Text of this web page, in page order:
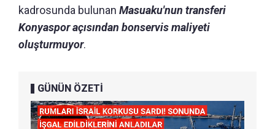
kadrosunda bulunan Masuaku'nun transferi
Konyaspor açısından bonservis maliyeti
oluşturmuyor.
GÜNÜN ÖZETİ